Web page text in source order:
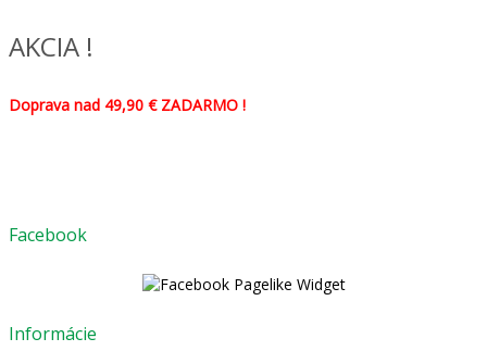
AKCIA !
Doprava nad 49,90 € ZADARMO !
Facebook
Informácie